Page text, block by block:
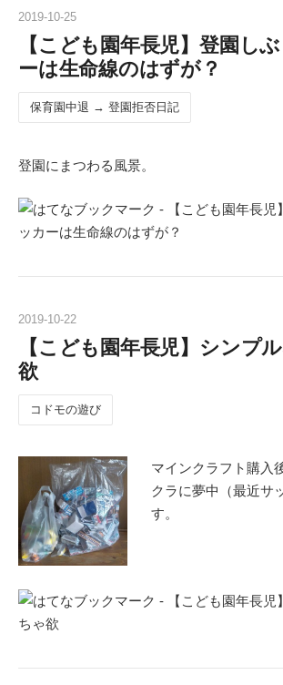
2019-10-25
【こども園年長児】登園し
ーは生命線のはずが？
保育園中退 → 登園拒否日記
登園にまつわる風景。
2019-10-22
【こども園年長児】シンプ
欲
コドモの遊び
マインクラフト購入
クラに夢中（最近サ
す。